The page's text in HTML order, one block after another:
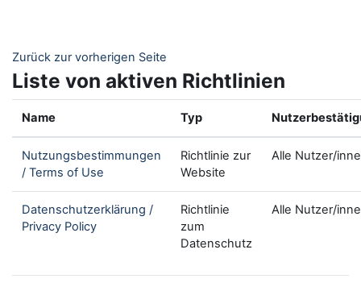
Zurück zur vorherigen Seite
Liste von aktiven Richtlinien
Name Typ
Nutzungsbestimmungen
/ Terms of Use
Richtlinie zur
Website
Alle Nutzer/
Datenschutzerklärung /
Privacy Policy
Richtlinie
zum
Datenschutz
Alle Nutzer/